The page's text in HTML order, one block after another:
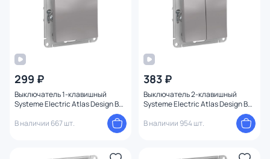
299 ₽
Выключатель 1-клавишный
Systeme Electric Atlas Design BD-
В наличии 667 шт.
383 ₽
Выключатель 2-клавишный
Systeme Electric Atlas Design BD-
В наличии 954 шт.